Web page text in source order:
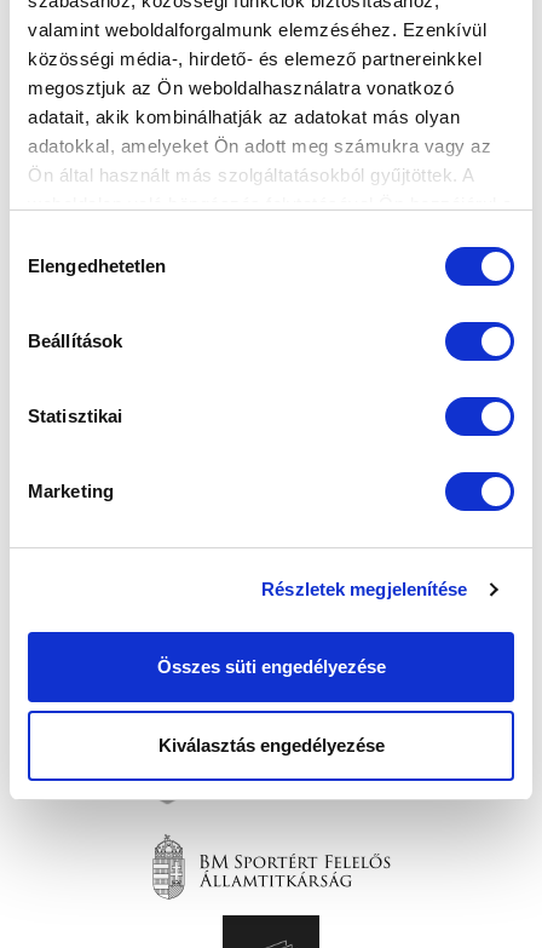
valamint weboldalforgalmunk elemzéséhez. Ezenkívül
közösségi média-, hirdető- és elemező partnereinkkel
megosztjuk az Ön weboldalhasználatra vonatkozó
adatait, akik kombinálhatják az adatokat más olyan
adatokkal, amelyeket Ön adott meg számukra vagy az
Ön által használt más szolgáltatásokból gyűjtöttek. A
kiválasztása
Elengedhetetlen
Beállítások
Statisztikai
Marketing
Részletek megjelenítése
Összes süti engedélyezése
Kiválasztás engedélyezése
Elfogadom azAdatvédelmi tájékoztatót!
FELIRATKOZOM